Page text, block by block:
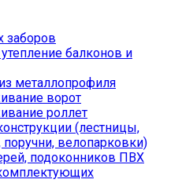
заборов
балконов и
металлопрофиля
ворот
роллет
(лестницы,
велопарковки)
подоконников ПВХ